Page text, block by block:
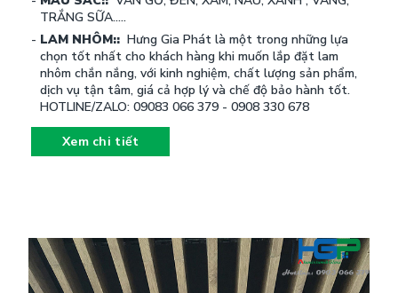
MÀU SẮC::
VÂN GỖ, ĐEN, XÁM, NÂU, XANH , VÀNG,
TRẮNG SỮA.....
LAM NHÔM:: Hưng Gia Phát là một trong những lựa
chọn tốt nhất cho khách hàng khi muốn lắp đặt lam
nhôm chắn nắng, với kinh nghiệm, chất lượng sản phẩm,
dịch vụ tận tâm, giá cả hợp lý và chế độ bảo hành tốt.
HOTLINE/ZALO: 09083 066 379 - 0908 330 678
Xem chi tiết